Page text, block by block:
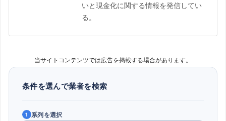
いと現金化に関する情報を発信してい
る。
当サイトコンテンツでは広告を掲載する場合があります。
条件を選んで業者を検索
1 系列を選択